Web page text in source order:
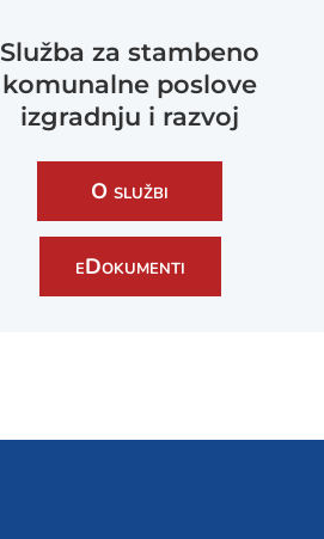
Služba za stambeno
komunalne poslove
izgradnju i razvoj
O službi
eDokumenti